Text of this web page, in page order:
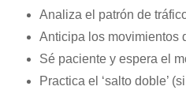
Analiza el patrón de
Anticipa los movimientos
Sé paciente y espera el
Practica el ‘salto doble’